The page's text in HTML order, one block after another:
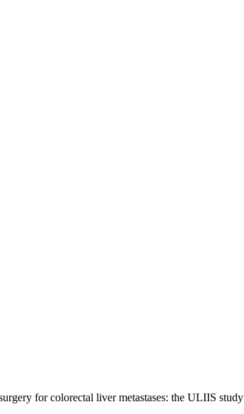
for colorectal liver metastases: the ULIIS study